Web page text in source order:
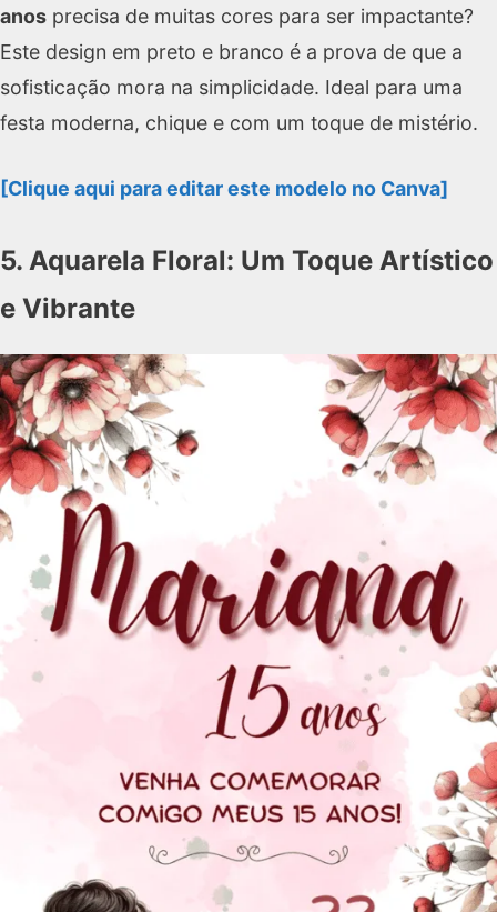
anos precisa de muitas cores para ser impactante?
Este design em preto e branco é a prova de que a
sofisticação mora na simplicidade. Ideal para uma
festa moderna, chique e com um toque de mistério.
[Clique aqui para editar este modelo no Canva]
5. Aquarela Floral: Um Toque Artístico
e Vibrante